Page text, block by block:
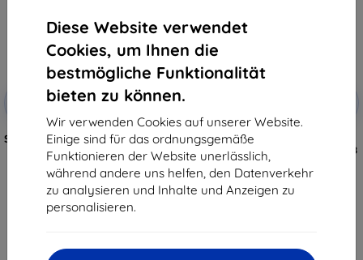
Diese Website verwendet
Cookies, um Ihnen die
bestmögliche Funktionalität
bieten zu können.
Wir verwenden Cookies auf unserer Website.
Einige sind für das ordnungsgemäße
Funktionieren der Website unerlässlich,
während andere uns helfen, den Datenverkehr
zu analysieren und Inhalte und Anzeigen zu
personalisieren.
Rabatt
mit
Gutschein
EXTRA10
Samsung Flipsuit Hülle für Galaxy
Z Flip8, schwarz (EF-
FF776CBEGWW)
38,90 €
35,01 €
Gutschein
Transparentes Samsung Clear
Magnet Cover für Galaxy Z Fold8
Ultra (EF-CF976CTEGWW)
42,90 €
38,62 €